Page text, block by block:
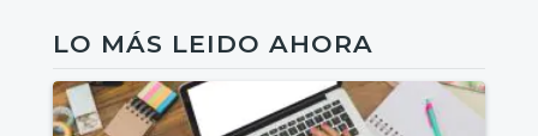
LO MÁS LEIDO AHORA